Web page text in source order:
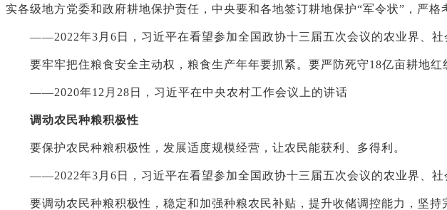
实各级地方党委和政府耕地保护责任，中央要和各地签订耕地保护“军令状”，严格
——2022年3月6日，习近平在看望参加全国政协十三届五次会议的农业界、社
要牢牢把住粮食安全主动权，粮食生产年年要抓紧。要严防死守18亿亩耕地红
——2020年12月28日，习近平在中央农村工作会议上的讲话
调动农民种粮积极性
要保护农民种粮积极性，发展适度规模经营，让农民能获利、多得利。
——2022年3月6日，习近平在看望参加全国政协十三届五次会议的农业界、社
要调动农民种粮积极性，稳定和加强种粮农民补贴，提升收储调控能力，坚持